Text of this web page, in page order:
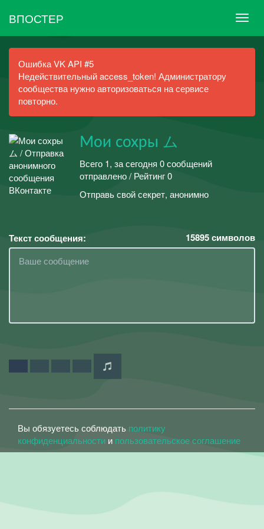
ВПОСТЕР
Ошибка VK API #5
Недействительный access_token! Администратору
сообщества нужно авторизоваться на сервисе
повторно.
Мои сохры ム
Всего 1, за сегодня 0 сообщений
отправлено / Рейтинг 0
Отправь свой секрет, анонимно
Текст сообщения: 15895символов
Вы обязуетесь соблюдать политику
конфиденциальности и пользовательское соглашение